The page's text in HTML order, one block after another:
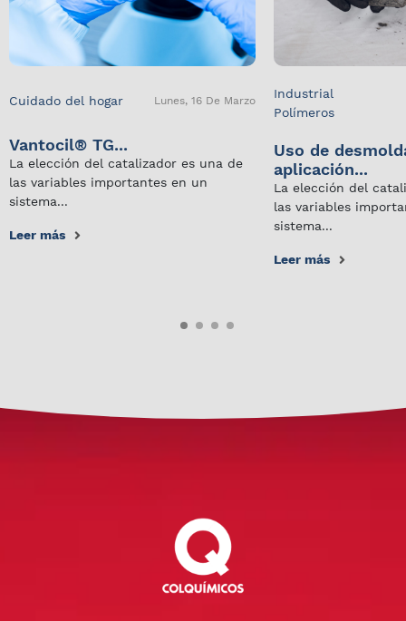
Cuidado del hogar Lunes, 16 De Marzo
Vantocil® TG...
La elección del catalizador es una de
las variables importantes en un
sistema...
Leer más
Industrial
Polímeros
Uso de
aplicación...
La elección del
las variables
sistema...
Leer más